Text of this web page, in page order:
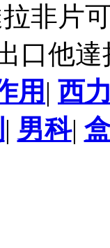
非片
口他
用 | 西
| 男科|